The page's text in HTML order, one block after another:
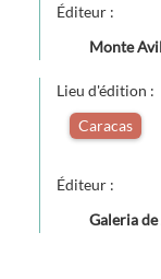
Éditeur :
Monte
Lieu d'édition :
Caracas
Éditeur :
Galeria